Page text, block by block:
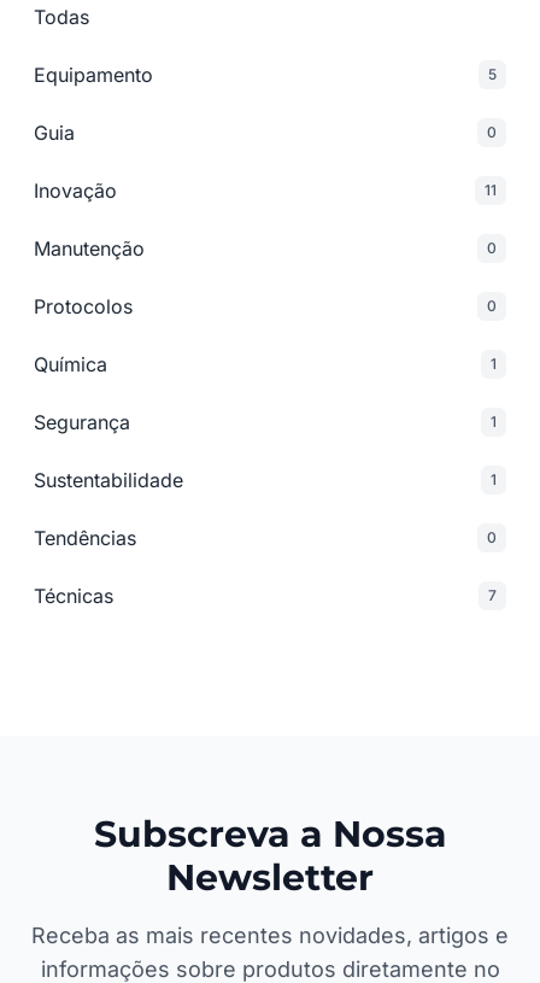
Todas
Equipamento 5
Guia 0
Inovação 11
Manutenção 0
Protocolos 0
Química 1
Segurança 1
Sustentabilidade 1
Tendências 0
Técnicas 7
Subscreva a Nossa
Newsletter
Receba as mais recentes novidades, artigos e
informações sobre produtos diretamente no